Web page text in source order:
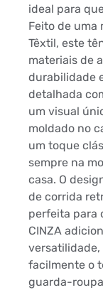
ideal para
Feito de uma
Têxtil, este
materiais de
durabilidade
detalhada
um visual
moldado no
um toque
sempre na
casa. O
de corrida
perfeita para
CINZA
facilmente o
guarda-